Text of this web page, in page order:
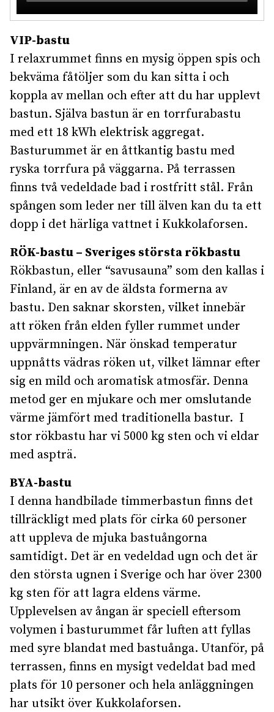
VIP-bastu
I relaxrummet finns en mysig öppen spis och
bekväma fåtöljer som du kan sitta i och
koppla av mellan och efter att du har upplevt
bastun. Själva bastun är en torrfurabastu
med ett 18 kWh elektrisk aggregat.
Basturummet är en åttkantig bastu med
ryska torrfura på väggarna. På terrassen
finns två vedeldade bad i rostfritt stål. Från
spången som leder ner till älven kan du ta ett
dopp i det härliga vattnet i Kukkolaforsen.
RÖK-bastu – Sveriges största rökbastu
Rökbastun, eller “savusauna” som den kallas i
Finland, är en av de äldsta formerna av
bastu. Den saknar skorsten, vilket innebär
att röken från elden fyller rummet under
uppvärmningen. När önskad temperatur
uppnåtts vädras röken ut, vilket lämnar efter
sig en mild och aromatisk atmosfär. Denna
metod ger en mjukare och mer omslutande
värme jämfört med traditionella bastur. I
stor rökbastu har vi 5000 kg sten och vi eldar
med aspträ.
BYA-bastu
I denna handbilade timmerbastun finns det
tillräckligt med plats för cirka 60 personer
att uppleva de mjuka bastuångorna
samtidigt. Det är en vedeldad ugn och det är
den största ugnen i Sverige och har över 2300
kg sten för att lagra eldens värme.
Upplevelsen av ångan är speciell eftersom
volymen i basturummet får luften att fyllas
med syre blandat med bastuånga. Utanför, på
terrassen, finns en mysigt vedeldat bad med
plats för 10 personer och hela anläggningen
har utsikt över Kukkolaforsen.